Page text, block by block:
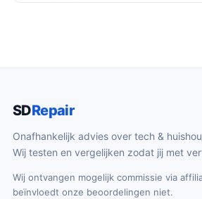
SDRepair
Onafhankelijk advies over tech &
Wij testen en vergelijken zodat jij met
Wij ontvangen mogelijk commissie via
beïnvloedt onze beoordelingen niet.